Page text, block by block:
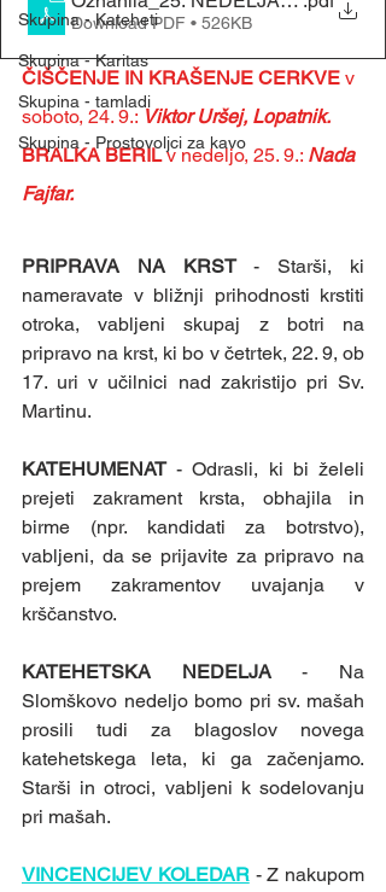
Skupina - Kateheti
Skupina - Karitas
Skupina - tamladi
Skupina - Prostovoljci za kavo
Download PDF • 526KB
ČIŠČENJE IN KRAŠENJE CERKVE v
soboto, 24. 9.: Viktor Uršej, Lopatnik.
BRALKA BERIL v nedeljo, 25. 9.: Nada
Fajfar.
PRIPRAVA NA KRST - Starši, ki
nameravate v bližnji prihodnosti krstiti
otroka, vabljeni skupaj z botri na
pripravo na krst, ki bo v četrtek, 22. 9, ob
17. uri v učilnici nad zakristijo pri Sv.
Martinu.
KATEHUMENAT - Odrasli, ki bi želeli
prejeti zakrament krsta, obhajila in
birme (npr. kandidati za botrstvo),
vabljeni, da se prijavite za pripravo na
prejem zakramentov uvajanja v
krščanstvo.
KATEHETSKA NEDELJA - Na
Slomškovo nedeljo bomo pri sv. mašah
prosili tudi za blagoslov novega
katehetskega leta, ki ga začenjamo.
Starši in otroci, vabljeni k sodelovanju
pri mašah.
VINCENCIJEV KOLEDAR - Z nakupom